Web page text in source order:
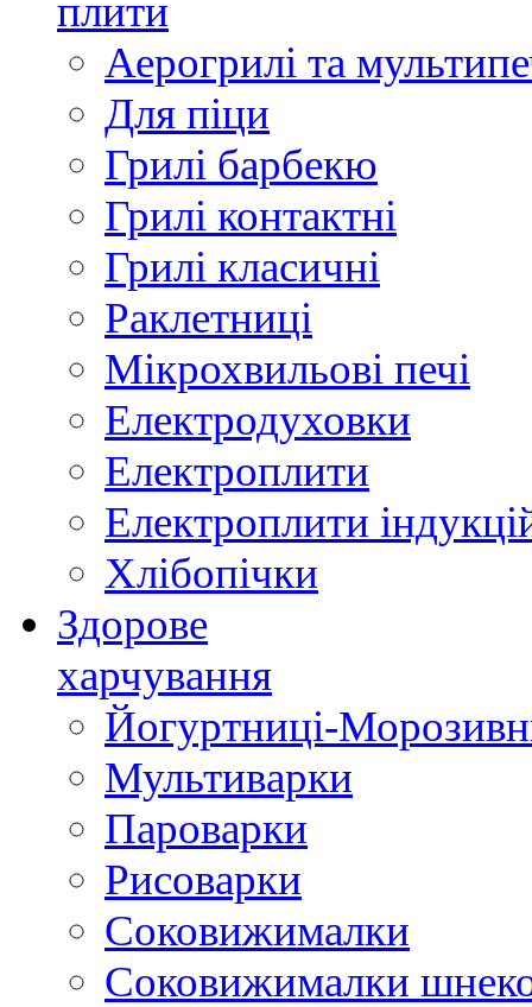
плити
Аерогрилі та
Для піци
Грилі барбекю
Грилі контактні
Грилі класичні
Раклетниці
Мікрохвильові печі
Електродуховки
Електроплити
Електроплити
Хлібопічки
Здорове
харчування
Йогуртниці-
Мультиварки
Пароварки
Рисоварки
Соковижималки
Соковижималки